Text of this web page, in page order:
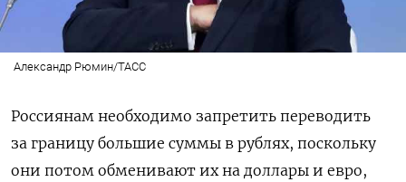
Александр Рюмин/ТАСС
Россиянам необходимо запретить переводить
за границу большие суммы в рублях, поскольку
они потом обменивают их на доллары и евро,